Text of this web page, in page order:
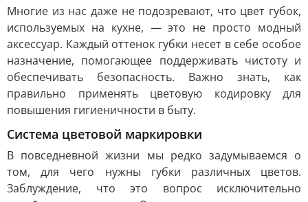
Многие из нас даже не подозревают, что цвет губок,
используемых на кухне, — это не просто модный
аксессуар. Каждый оттенок губки несет в себе особое
назначение, помогающее поддерживать чистоту и
обеспечивать безопасность. Важно знать, как
правильно применять цветовую кодировку для
повышения гигиеничности в быту.
Система цветовой маркировки
В повседневной жизни мы редко задумываемся о
том, для чего нужны губки различных цветов.
Заблуждение, что это вопрос исключительно